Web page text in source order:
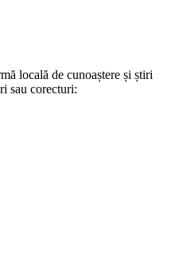
locală de cunoaștere și știri
sau corecturi: